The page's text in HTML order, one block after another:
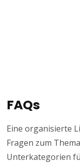
FAQs
Eine organisierte
Fragen zum
Unterkategorien